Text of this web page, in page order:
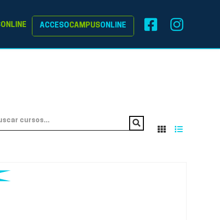
ONLINE ACCESOCAMPUSONLINE